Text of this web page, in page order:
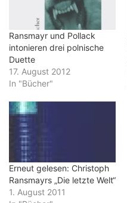
Ransmayr und Pollack
intonieren drei polnische
Duette
17. August 2012
In "Bücher"
Erneut gelesen: Christoph
Ransmayrs „Die letzte Welt“
1. August 2011